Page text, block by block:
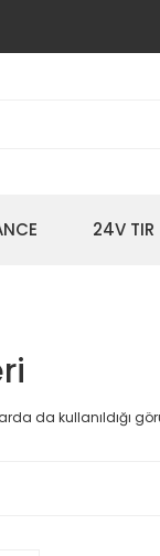
24V TIR
da kullanıldığı